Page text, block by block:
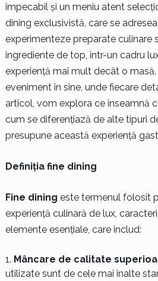
impecabil și un meniu atent
dining exclusivistă, care se
experimenteze preparate culinare
ingrediente de top, într-un cadru
experiență mai mult decât o
eveniment în sine, unde fiecare
articol, vom explora ce înseamnă
cum se diferențiază de alte tipuri
presupune această experiență
Definiția fine dining
Fine dining este termenul folosit
experiență culinară de lux,
elemente esențiale, care includ:
Mâncare de calitate
utilizate sunt de cele mai înalte